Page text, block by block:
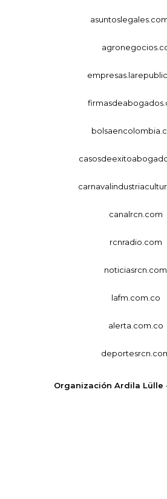
canalrcn.com
rcnradio.com
noticiasrcn.com
lafm.com.co
alerta.com.co
Organización Ardila Lülle